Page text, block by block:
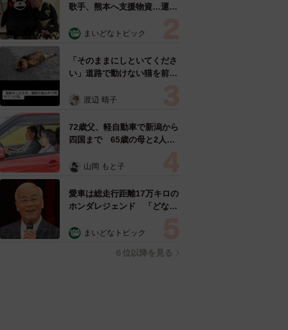
歌手、熊本へ支援物資…運搬
めらい 「痛いほど伝わる」
まいどなトピック
「そのままにしといてくださ
い」道路で動けない猫を前に
ようとした4日間 「命の重
表の訴え
渡辺 晴子
72歳父、軽自動車で新潟から
四国まで 65歳の母と2人で
憩まで分刻み… 「大学生で
山岡 もと子
愛車は総走行距離17万キロの
ホンダレジェンド 「どなた
所漫才師が譲渡の意向
まいどなトピック
６位以降を見る